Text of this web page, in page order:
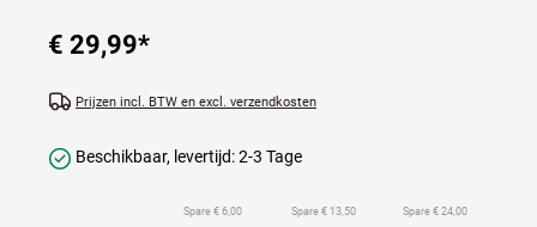
€ 29,99*
Prijzen incl. BTW en excl. verzendkosten
Beschikbaar, levertijd: 2-3 Tage
Spare € 6,00 Spare € 13,50 Spare € 24,00